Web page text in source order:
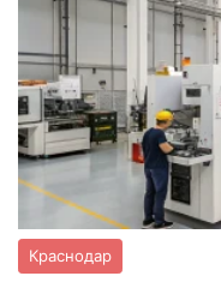
Краснодар